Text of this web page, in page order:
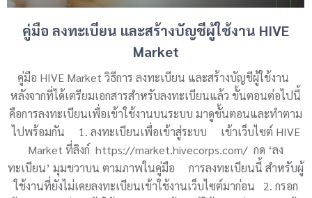
คู่มือ ลงทะเบียน และสร้างบัญชีผู้ใช้งาน HIVE
Market
คู่มือ HIVE Market วิธีการ ลงทะเบียน และสร้างบัญชีผู้ใช้งาน
หลังจากที่ได้เตรียมเอกสารสำหรับลงทะเบียนแล้ว ขั้นตอนต่อไปนี้
คือการลงทะเบียนเพื่อเข้าใช้งานบนระบบ มาดูขั้นตอนและทำตาม
ไปพร้อมกัน 1. ลงทะเบียนเพื่อเข้าสู่ระบบ เข้าเว็บไซต์ HIVE
Market ที่ลิงก์ https://market.hivecorps.com/ กด ‘ลง
ทะเบียน’ มุมขวาบน ตามภาพในคู่มือ การลงทะเบียนนี้ สำหรับผู้
ใช้งานที่ยังไม่เคยลงทะเบียนเข้าใช้งานเว็บไซต์มาก่อน 2. กรอก